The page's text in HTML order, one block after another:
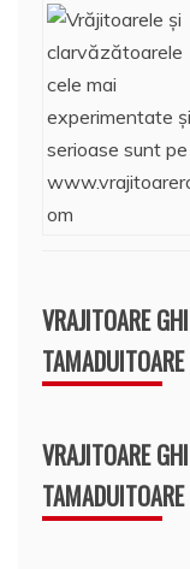
VRAJITOARE
VRAJITOARE